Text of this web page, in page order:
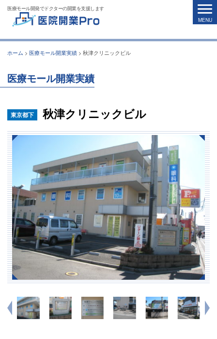
医療モール開発でドクターの開業を支援します
ホーム > 医療モール開業実績 > 秋津クリニックビル
医療モール開業実績
東京都下 秋津クリニックビル